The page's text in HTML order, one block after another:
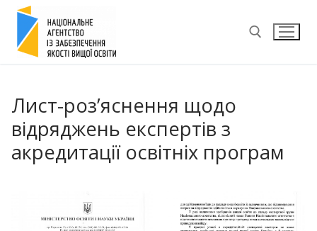
Перейти
вмісту
Лист-роз’яснення щодо
відряджень експертів з
акредитації освітніх програм